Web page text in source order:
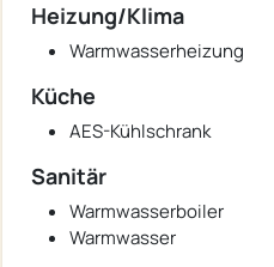
Heizung/Klima
Warmwasserheizung
Küche
AES-Kühlschrank
Sanitär
Warmwasserboiler
Warmwasser